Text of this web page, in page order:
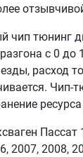
чип тюнинг
с 0 до
расход
Чип-
Пассат
2007, 2008,